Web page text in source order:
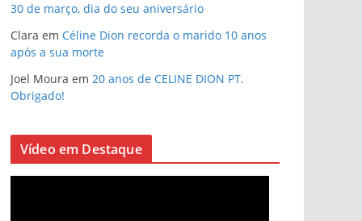
30 de março, dia do seu aniversário
Clara em Céline Dion recorda o marido 10 anos
após a sua morte
Joel Moura em 20 anos de CELINE DION PT.
Obrigado!
Vídeo em Destaque